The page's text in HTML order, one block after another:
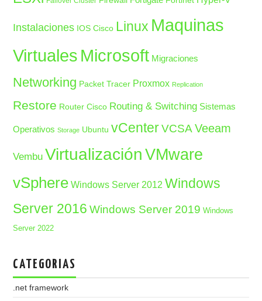
Instalaciones IOS Cisco Linux Maquinas
Virtuales Microsoft Migraciones
Networking Packet Tracer Proxmox Replication
Restore Router Cisco Routing & Switching Sistemas
Operativos Storage Ubuntu vCenter VCSA Veeam
Vembu Virtualización VMware
vSphere Windows Server 2012 Windows
Server 2016 Windows Server 2019 Windows
Server 2022
CATEGORIAS
.net framework